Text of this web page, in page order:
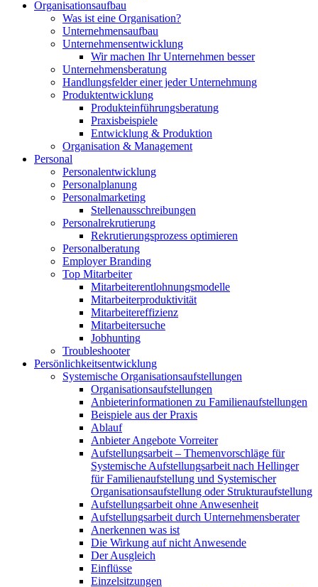
Organisationsaufbau
Was ist eine Organisation?
Unternehmensaufbau
Unternehmensentwicklung
Wir machen Ihr Unternehmen besser
Unternehmensberatung
Handlungsfelder einer jeder Unternehmung
Produktentwicklung
Produkteinführungsberatung
Praxisbeispiele
Entwicklung & Produktion
Organisation & Management
Personal
Personalentwicklung
Personalplanung
Personalmarketing
Stellenausschreibungen
Personalrekrutierung
Rekrutierungsprozess optimieren
Personalberatung
Employer Branding
Top Mitarbeiter
Mitarbeiterentlohnungsmodelle
Mitarbeiterproduktivität
Mitarbeitereffizienz
Mitarbeitersuche
Jobhunting
Troubleshooter
Persönlichkeitsentwicklung
Systemische Organisationsaufstellungen
Organisationsaufstellungen
Anbieterinformationen zu Familienaufstellungen
Beispiele aus der Praxis
Ablauf
Anbieter Angebote Vorreiter
Aufstellungsarbeit – Themenvorschläge für
Systemische Aufstellungsarbeit nach Hellinger
für Familienaufstellung und Systemischer
Organisationsaufstellung oder Strukturaufstellung
Aufstellungsarbeit ohne Anwesenheit
Aufstellungsarbeit durch Unternehmensberater
Anerkennen was ist
Die Wirkung auf nicht Anwesende
Der Ausgleich
Einflüsse
Einzelsitzungen